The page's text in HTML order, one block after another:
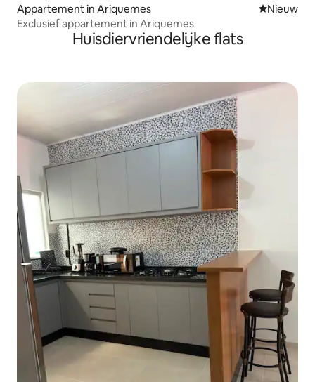
Appartement in Ariquemes Nieuwe
Nieuw
Exclusief appartement in Ariquemes
Huisdiervriendelijke flats